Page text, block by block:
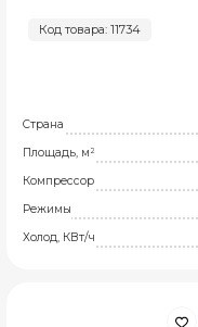
Код товара: 11734
Страна
Площадь, м²
Компрессор
Режимы
Холод, КВт/ч